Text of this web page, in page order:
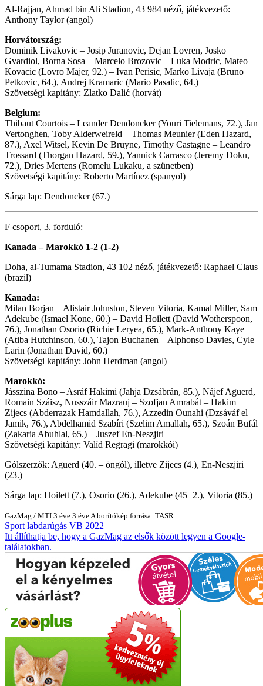
Al-Rajjan, Ahmad bin Ali Stadion, 43 984 néző, játékvezető:
Anthony Taylor (angol)
Horvátország:
Dominik Livakovic – Josip Juranovic, Dejan Lovren, Josko
Gvardiol, Borna Sosa – Marcelo Brozovic – Luka Modric, Mateo
Kovacic (Lovro Majer, 92.) – Ivan Perisic, Marko Livaja (Bruno
Petkovic, 64.), Andrej Kramaric (Mario Pasalic, 64.)
Szövetségi kapitány: Zlatko Dalić (horvát)
Belgium:
Thibaut Courtois – Leander Dendoncker (Youri Tielemans, 72.), Jan
Vertonghen, Toby Alderweireld – Thomas Meunier (Eden Hazard,
87.), Axel Witsel, Kevin De Bruyne, Timothy Castagne – Leandro
Trossard (Thorgan Hazard, 59.), Yannick Carrasco (Jeremy Doku,
72.), Dries Mertens (Romelu Lukaku, a szünetben)
Szövetségi kapitány: Roberto Martínez (spanyol)
Sárga lap: Dendoncker (67.)
F csoport, 3. forduló:
Kanada – Marokkó 1-2 (1-2)
Doha, al-Tumama Stadion, 43 102 néző, játékvezető: Raphael Claus
(brazil)
Kanada:
Milan Borjan – Alistair Johnston, Steven Vitoria, Kamal Miller, Sam
Adekube (Ismael Kone, 60.) – David Hoilett (David Wotherspoon,
76.), Jonathan Osorio (Richie Leryea, 65.), Mark-Anthony Kaye
(Atiba Hutchinson, 60.), Tajon Buchanen – Alphonso Davies, Cyle
Larin (Jonathan David, 60.)
Szövetségi kapitány: John Herdman (angol)
Marokkó:
Jásszina Bono – Asráf Hakimi (Jahja Dzsábrán, 85.), Nájef Aguerd,
Romain Száisz, Nusszáir Mazrauj – Szofjan Amrabát – Hakim
Zijecs (Abderrazak Hamdallah, 76.), Azzedin Ounahi (Dzsáváf el
Jamik, 76.), Abdelhamid Szabíri (Szelim Amallah, 65.), Szoán Bufál
(Zakaria Abuhlal, 65.) – Juszef En-Neszjiri
Szövetségi kapitány: Valíd Regragi (marokkói)
Gólszerzők: Aguerd (40. – öngól), illetve Zijecs (4.), En-Neszjiri
(23.)
Sárga lap: Hoilett (7.), Osorio (26.), Adekube (45+2.), Vitoria (85.)
GazMag / MTI 3 éve 3 éve A borítókép forrása: TASR
Sport labdarúgás VB 2022
Itt állíthatja be, hogy a GazMag az elsők között legyen a Google-
találatokban.